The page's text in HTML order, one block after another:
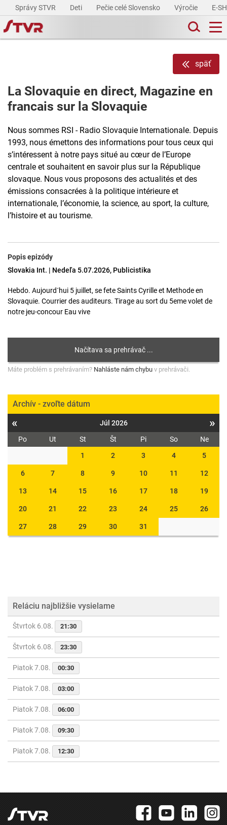
Správy STVR Deti Pečie celé Slovensko Výročie E-
späť
La Slovaquie en direct, Magazine en
francais sur la Slovaquie
Nous sommes RSI - Radio Slovaquie Internationale. Depuis
1993, nous émettons des informations pour tous ceux qui
s’intéressent à notre pays situé au cœur de l’Europe
centrale et souhaitent en savoir plus sur la République
slovaque. Nous vous proposons des actualités et des
émissions consacrées à la politique intérieure et
internationale, l’économie, la science, au sport, la culture,
l’histoire et au tourisme.
Popis epizódy
Slovakia Int. | Nedeľa 5.07.2026, Publicistika
Hebdo. Aujourd´hui 5 juillet, se fete Saints Cyrille et Methode en
Slovaquie. Courrier des auditeurs. Tirage au sort du 5eme volet de
notre jeu-concour Eau vive
Máte problém s prehrávaním? Nahláste nám chybu v prehrávači.
Archív - zvoľte dátum
« Júl 2026 »
Po Ut St Št Pi So
Ne
1
2 3 4 5
6 7 8 9 10 11 12
13 14 15 16 17 18 19
20 21 22 23 24 25 26
27 28 29 30 31
Reláciu najbližšie vysielame
Štvrtok 6.08. 21:30
Štvrtok 6.08. 23:30
Piatok 7.08. 00:30
Piatok 7.08. 03:00
Piatok 7.08. 06:00
Piatok 7.08. 09:30
Piatok 7.08. 12:30